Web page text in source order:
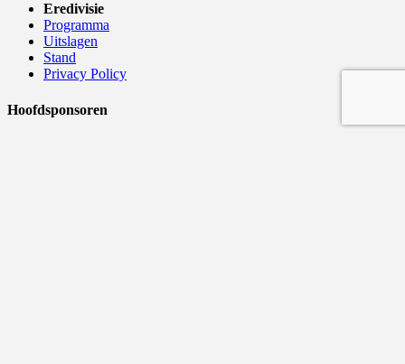
Eredivisie
Programma
Uitslagen
Stand
Privacy Policy
Hoofdsponsoren